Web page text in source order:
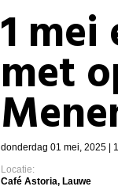
1
met
donderdag 01 mei, 2025 |
Locatie:
Café Astoria, Lauwe